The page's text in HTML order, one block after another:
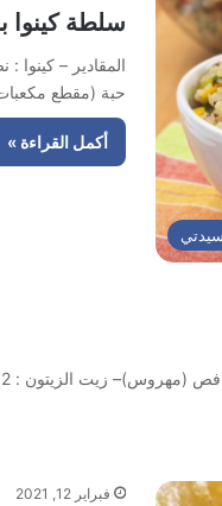
سلطة كينوا
حبة (مقطع مكعبات)–
أكمل القراءة »
: 2 ملعقة كبيرة– عصير الليمون…
فبراير 12, 2021